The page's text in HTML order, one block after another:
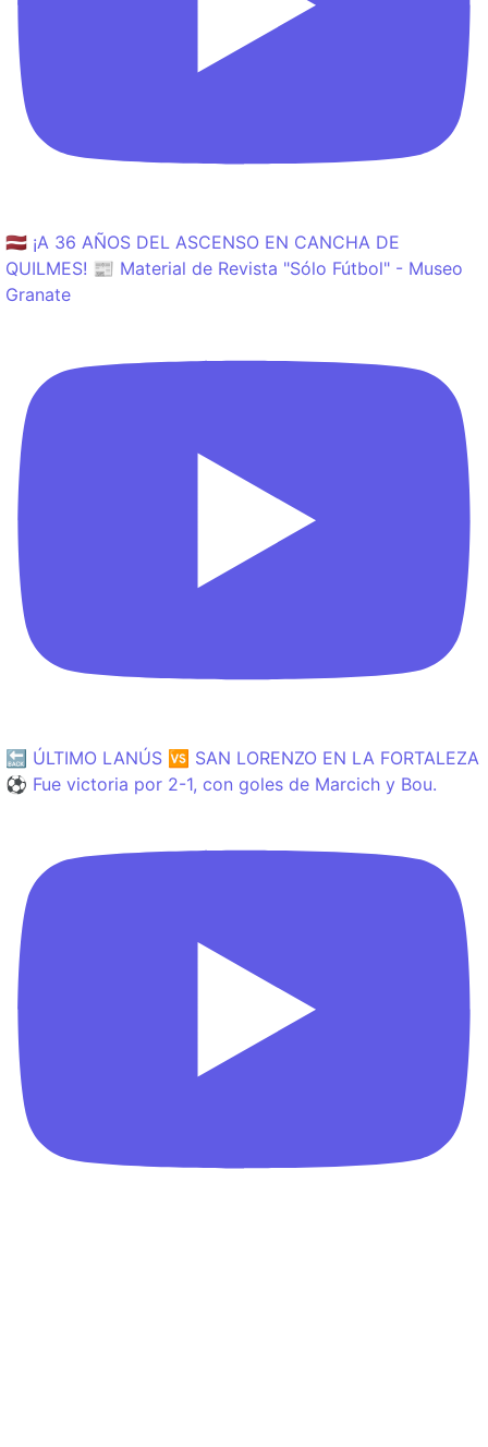
🇱🇻 ¡A 36 AÑOS DEL ASCENSO EN CANCHA DE
QUILMES! 📰 Material de Revista "Sólo Fútbol" - Museo
Granate
🔙 ÚLTIMO LANÚS 🆚 SAN LORENZO EN LA FORTALEZA
⚽️ Fue victoria por 2-1, con goles de Marcich y Bou.